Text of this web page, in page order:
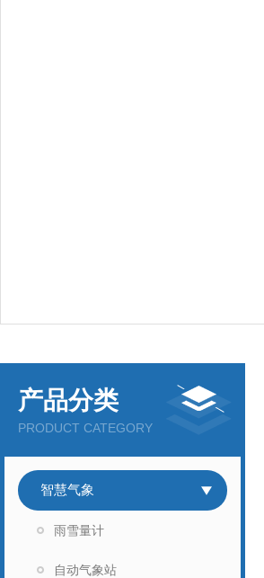
产品分类
PRODUCT CATEGORY
智慧气象
雨雪量计
自动气象站